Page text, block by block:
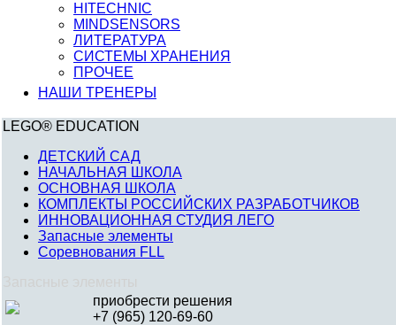
HITECHNIC
MINDSENSORS
ЛИТЕРАТУРА
СИСТЕМЫ ХРАНЕНИЯ
ПРОЧЕЕ
НАШИ ТРЕНЕРЫ
LEGO® EDUCATION
ДЕТСКИЙ САД
НАЧАЛЬНАЯ ШКОЛА
ОСНОВНАЯ ШКОЛА
КОМПЛЕКТЫ РОССИЙСКИХ РАЗРАБОТЧИКОВ
ИННОВАЦИОННАЯ СТУДИЯ ЛЕГО
Запасные элементы
Соревнования FLL
приобрести решения
+7 (965) 120-69-60